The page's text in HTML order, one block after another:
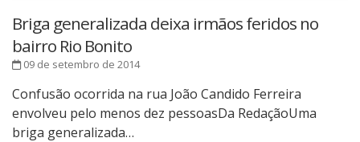
Briga generalizada deixa irmãos feridos no
bairro Rio Bonito
09 de setembro de 2014
Confusão ocorrida na rua João Candido Ferreira
envolveu pelo menos dez pessoasDa RedaçãoUma
briga generalizada…